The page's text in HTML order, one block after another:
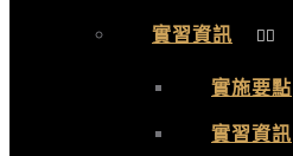
實習資訊
實施要點
實習資訊